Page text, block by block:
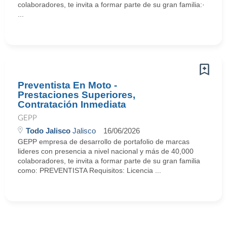
colaboradores, te invita a formar parte de su gran familia:·
Preventista En Moto -
Prestaciones Superiores,
Contratación Inmediata
GEPP
Todo Jalisco Jalisco 16/06/2026
GEPP empresa de desarrollo de portafolio de marcas
lideres con presencia a nivel nacional y más de 40,000
colaboradores, te invita a formar parte de su gran familia
como: PREVENTISTA Requisitos: Licencia ...